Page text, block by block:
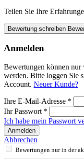
Teilen Sie Ihre
Bewertung schreiben
Anmelden
Bewertungen können nur
werden. Bitte loggen Sie
Account. Neuer Kunde?
Ihre E-Mail-Adresse *
Ihr Passwort *
Ich habe mein Passwort
Anmelden
Abbrechen
Bewertungen nur in der